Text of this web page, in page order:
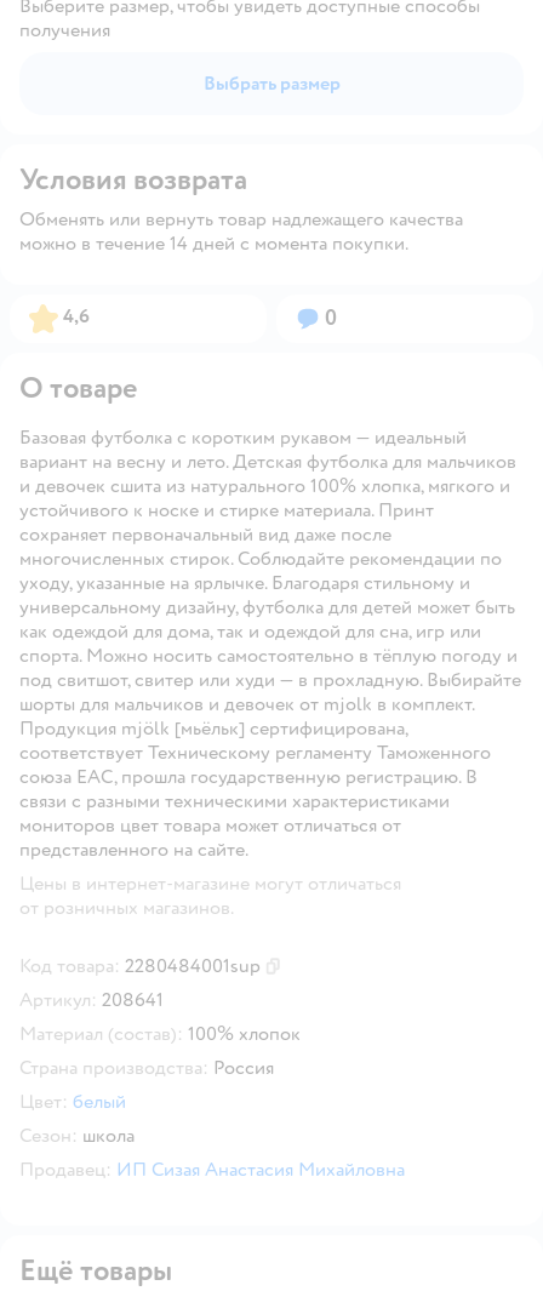
Выберите размер, чтобы увидеть доступные способы
получения
Выбрать размер
Условия возврата
Обменять или вернуть товар надлежащего качества
можно в течение 14 дней с момента покупки.
Рейтинг:
4,6 Вопросов:
0
О товаре
Базовая футболка с коротким рукавом — идеальный
вариант на весну и лето. Детская футболка для мальчиков
и девочек сшита из натурального 100% хлопка, мягкого и
устойчивого к носке и стирке материала. Принт
сохраняет первоначальный вид даже после
многочисленных стирок. Соблюдайте рекомендации по
уходу, указанные на ярлычке. Благодаря стильному и
универсальному дизайну, футболка для детей может быть
как одеждой для дома, так и одеждой для сна, игр или
спорта. Можно носить самостоятельно в тёплую погоду и
под свитшот, свитер или худи — в прохладную. Выбирайте
шорты для мальчиков и девочек от mjolk в комплект.
Продукция mjölk [мьёльк] сертифицирована,
соответствует Техническому регламенту Таможенного
союза EAC, прошла государственную регистрацию. В
связи с разными техническими характеристиками
мониторов цвет товара может отличаться от
представленного на сайте.
Цены в интернет-магазине могут отличаться
от розничных магазинов.
Код товара: 2280484001sup
Артикул: 208641
Материал (состав): 100% хлопок
Страна производства: Россия
Цвет: белый
Сезон: школа
Продавец: ИП Сизая Анастасия Михайловна
Ещё товары